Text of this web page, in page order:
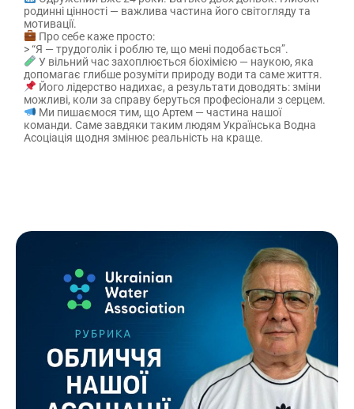
родинні цінності — важлива частина його світогляду та
мотивації.
Про себе каже просто:
> “Я — трудоголік і роблю те, що мені подобається”.
У вільний час захоплюється біохімією — наукою, яка
допомагає глибше розуміти природу води та саме життя.
Його лідерство надихає, а результати доводять: зміни
можливі, коли за справу беруться професіонали з серцем.
Ми пишаємося тим, що Артем — частина нашої
команди. Саме завдяки таким людям Українська Водна
Асоціація щодня змінює реальність на краще.